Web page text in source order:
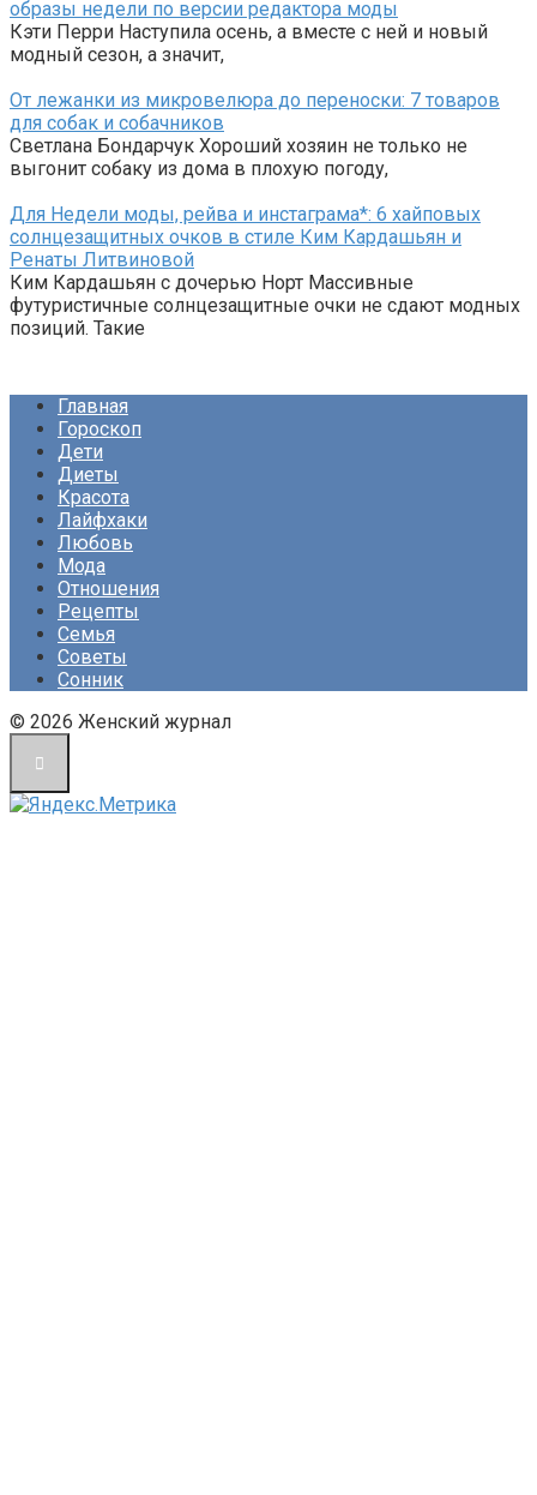
образы недели по версии редактора моды
Кэти Перри Наступила осень, а вместе с ней и новый
модный сезон, а значит,
От лежанки из микровелюра до переноски: 7 товаров
для собак и собачников
Светлана Бондарчук Хороший хозяин не только не
выгонит собаку из дома в плохую погоду,
Для Недели моды, рейва и инстаграма*: 6 хайповых
солнцезащитных очков в стиле Ким Кардашьян и
Ренаты Литвиновой
Ким Кардашьян с дочерью Норт Массивные
футуристичные солнцезащитные очки не сдают модных
позиций. Такие
Главная
Гороскоп
Дети
Диеты
Красота
Лайфхаки
Любовь
Мода
Отношения
Рецепты
Семья
Советы
Сонник
© 2026 Женский журнал